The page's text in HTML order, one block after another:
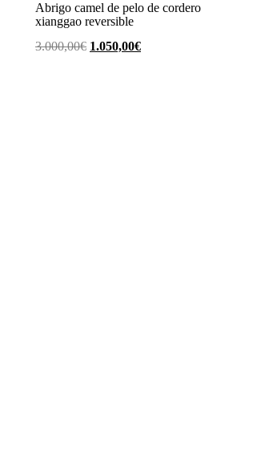
Abrigo camel de pelo de cordero
xianggao reversible
3.000,00€ El
1.050,00€El